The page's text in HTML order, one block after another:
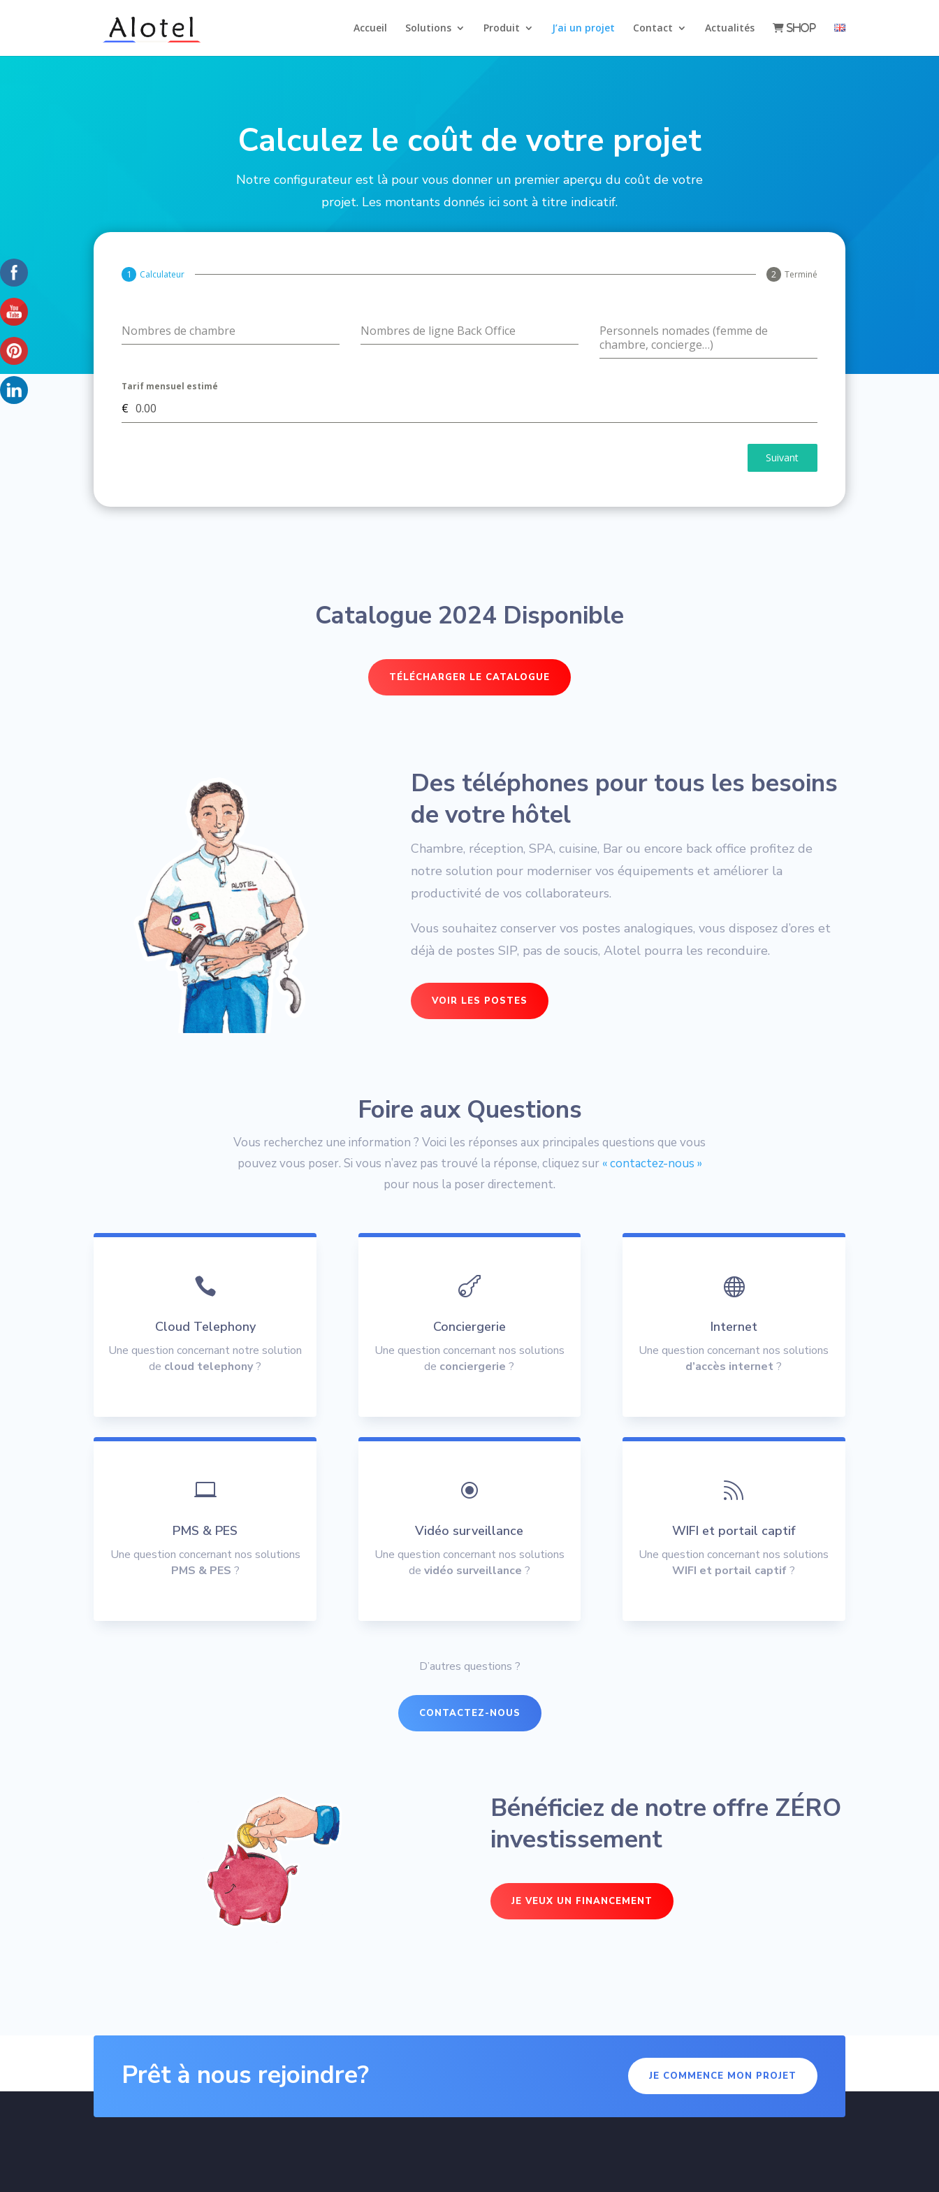
Accueil Solutions Produit J’ai un projet Contact Actualités Shop
Calculez le coût de votre projet
Notre configurateur est là pour vous donner un premier aperçu du coût de votre
projet. Les montants donnés ici sont à titre indicatif.
Calculateur Terminé
Nombres de chambre Nombres de ligne Back Office
Personnels nomades (femme de
chambre, concierge…)
Tarif mensuel estimé
€
Suivant
Catalogue 2024 Disponible
TÉLÉCHARGER LE CATALOGUE
Des téléphones pour tous les besoins
de votre hôtel
Chambre, réception, SPA, cuisine, Bar ou encore back office profitez de
notre solution pour moderniser vos équipements et améliorer la
productivité de vos collaborateurs.
Vous souhaitez conserver vos postes analogiques, vous disposez d’ores et
déjà de postes SIP, pas de soucis, Alotel pourra les reconduire.
VOIR LES POSTES
Foire aux Questions
Vous recherchez une information ? Voici les réponses aux principales questions que vous
pouvez vous poser. Si vous n’avez pas trouvé la réponse, cliquez sur « contactez-nous »
pour nous la poser directement.

Cloud Telephony
Une question concernant notre solution
de cloud telephony?

PMS & PES
Une question concernant nos solutions
PMS & PES ?

Conciergerie
Une question concernant nos solutions
de conciergerie ?
\
Vidéo surveillance
Une question concernant nos solutions
de vidéo surveillance ?

Internet
Une question concernant nos solutions
d’accès internet ?

WIFI et portail captif
Une question concernant nos solutions
WIFI et portail captif?
D’autres questions ?
CONTACTEZ-NOUS
Bénéficiez de notre offre ZÉRO
investissement
JE VEUX UN FINANCEMENT
Prêt à nous rejoindre? JE COMMENCE MON PROJET